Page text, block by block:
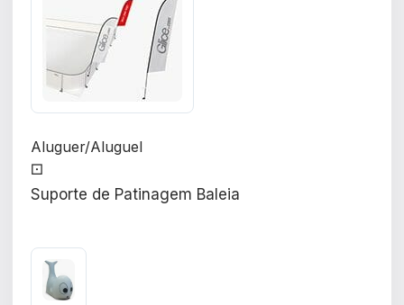
Aluguer/Aluguel
⚀
Suporte de Patinagem Baleia